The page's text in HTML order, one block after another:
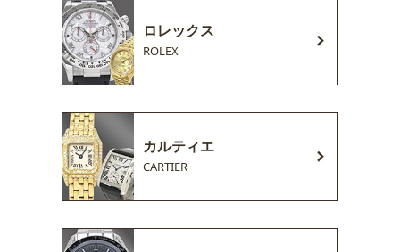
ロレックス
ROLEX
カルティエ
CARTIER